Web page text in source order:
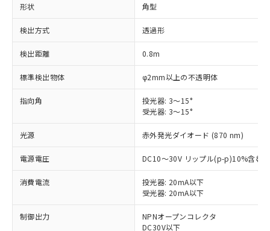
形状 角型
検出方式 透過形
検出距離 0.8m
標準検出物体 φ2mm以上の不透明体
指向角
投光器: 3～15°
受光器: 3～15°
光源 赤外発光ダイオード (870 nm)
電源電圧 DC10～30V リップル(p-p)10%含む
消費電流
投光器: 20mA以下
受光器: 20mA以下
制御出力
NPNオープンコレクタ
DC30V以下